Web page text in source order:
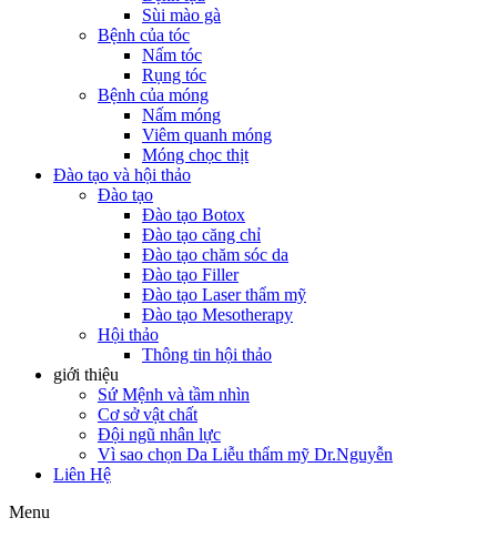
Sùi mào gà
Bệnh của tóc
Nấm tóc
Rụng tóc
Bệnh của móng
Nấm móng
Viêm quanh móng
Móng chọc thịt
Đào tạo và hội thảo
Đào tạo
Đào tạo Botox
Đào tạo căng chỉ
Đào tạo chăm sóc da
Đào tạo Filler
Đào tạo Laser thẩm mỹ
Đào tạo Mesotherapy
Hội thảo
Thông tin hội thảo
giới thiệu
Sứ Mệnh và tầm nhìn
Cơ sở vật chất
Đội ngũ nhân lực
Vì sao chọn Da Liễu thẩm mỹ Dr.Nguyễn
Liên Hệ
Menu